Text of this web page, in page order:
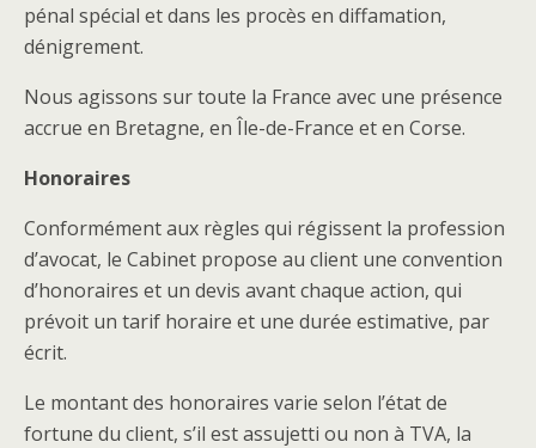
pénal spécial et dans les procès en diffamation,
dénigrement.
Nous agissons sur toute la France avec une présence
accrue en Bretagne, en Île-de-France et en Corse.
Honoraires
Conformément aux règles qui régissent la profession
d’avocat, le Cabinet propose au client une convention
d’honoraires et un devis avant chaque action, qui
prévoit un tarif horaire et une durée estimative, par
écrit.
Le montant des honoraires varie selon l’état de
fortune du client, s’il est assujetti ou non à TVA, la